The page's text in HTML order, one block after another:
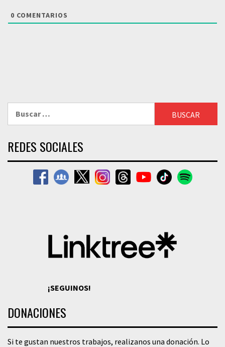
0 COMENTARIOS
REDES SOCIALES
¡SEGUINOS!
DONACIONES
Si te gustan nuestros trabajos, realizanos una donación. Lo